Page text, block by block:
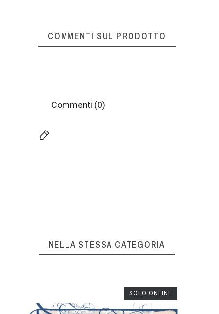
COMMENTI SUL PRODOTTO
Commenti (0)
NELLA STESSA CATEGORIA
SOLO ONLINE